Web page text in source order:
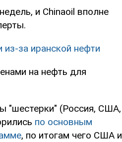
и Chinaoil вполне
за иранской нефти
на нефть для
"шестерки" (Россия, США,
по основным
, по итогам чего США и